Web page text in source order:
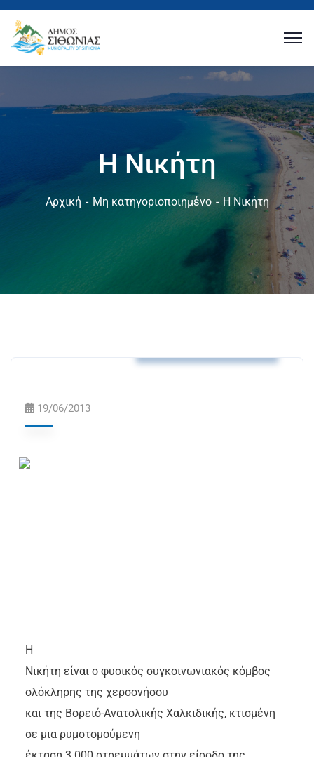
Η Νικήτη
Αρχική Μη κατηγοριοποιημένο Η Νικήτη
19/06/2013
Η
Νικήτη είναι ο φυσικός συγκοινωνιακός κόμβος
ολόκληρης της χερσονήσου
και της Βορειό-Ανατολικής Χαλκιδικής, κτισμένη
σε μια ρυμοτομούμενη